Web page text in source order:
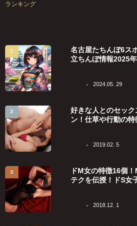
ランキング
名古屋たちんぼ6ス
立ちんぼ情報2025
2024.05. 29
好きな人とのセッ
ン！仕草や行動の
2019.02. 5
ドM女の特徴16個
テクを伝授！ドS女
2018.12. 1